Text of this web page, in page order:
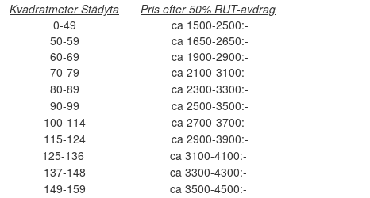
Kvadratmeter Städyta
Pris efter 50% RUT-avdrag
0-49
ca 1500-2500:-
50-59
ca 1650-2650:-
60-69
ca 1900-2900:-
70-79
ca 2100-3100:-
80-89
ca 2300-3300:-
90-99
ca 2500-3500:-
100-114
ca 2700-3700:-
115-124
ca 2900-3900:-
125-136
ca 3100-4100:-
137-148
ca 3300-4300:-
149-159
ca 3500-4500:-